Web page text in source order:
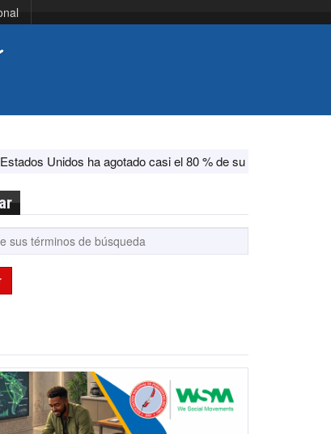
ha agotado casi el 80 % de su sistema antimisiles, según